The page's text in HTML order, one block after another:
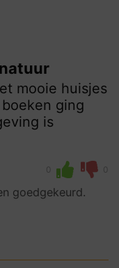
mooie huisjes
ging
is
0 0
goedgekeurd.